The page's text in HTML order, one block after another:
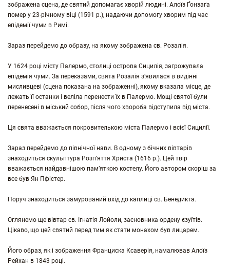
зображена сцена, де святий допомагає хворій людині. Алоїз Ґонзаґа
помер у 23-річному віці (1591 р.), надаючи допомогу хворим під час
епідемії чуми в Римі.
Зараз перейдемо до образу, на якому зображена св. Розалія.
У 1624 році місту Палермо, столиці острова Сицилія, загрожувала
епідемія чуми. За переказами, свята Розалія з’явилася в видінні
мисливцеві (сцена показана на зображенні), якому вказала місце, де
лежать її останки і веліла перенести їх в Палермо. Мощі святої були
перенесені в міський собор, після чого хвороба відступила від міста.
Ця свята вважається покровителькою міста Палермо і всієї Сицилії.
Зараз перейдемо до північної нави. В одному з бічних вівтарів
знаходиться скульптура Розп’яття Христа (1616 р.). Цей твір
вважається найдавнішою пам’яткою костелу. Його автором скоріш за
все був Ян Пфістер.
Поруч знаходиться замурований вхід до каплиці св. Бенедикта.
Оглянемо ще вівтар св. Ігнатія Лойоли, засновника ордену єзуїтів.
Цікаво, що цей святий перед тим як стати монахом був лицарем.
Його образ, як і зображення Франциска Ксаверія, намалював Алоїз
Рейхан в 1843 році.